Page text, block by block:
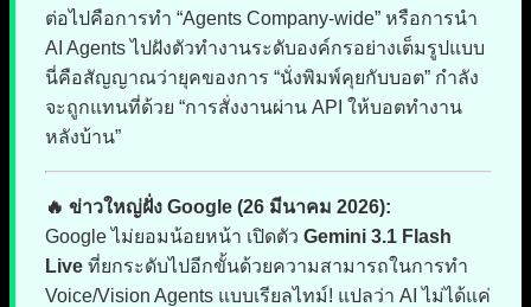
ต่อไปคือการทำ “Agents Company-wide” หรือการนำ
AI Agents ไปฝังตัวทำงานระดับองค์กรอย่างเต็มรูปแบบ
นี่คือสัญญาณว่ายุคของการ “นั่งพิมพ์คุยกับบอต” กำลัง
จะถูกแทนที่ด้วย “การสั่งงานผ่าน API ให้บอตทำงาน
หลังบ้าน”
🔥 ข่าวใหญ่ฝั่ง Google (26 มีนาคม 2026):
Google ไม่ยอมน้อยหน้า เปิดตัว Gemini 3.1 Flash
Live ที่ยกระดับไปอีกขั้นด้วยความสามารถในการทำ
Voice/Vision Agents แบบเรียลไทม์! แปลว่า AI ไม่ได้แค่